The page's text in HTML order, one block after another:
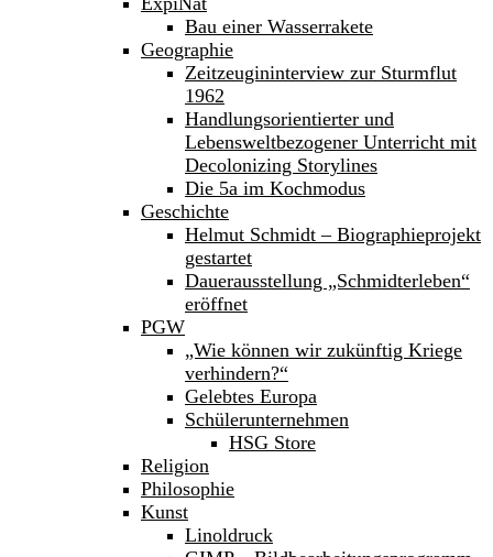
Bau einer Wasserrakete
Geographie
Zeitzeugininterview zur Sturmflut
1962
Handlungsorientierter und
Lebensweltbezogener Unterricht mit
Decolonizing Storylines
Die 5a im Kochmodus
Geschichte
Helmut Schmidt – Biographieprojekt
gestartet
Dauerausstellung „Schmidterleben“
eröffnet
PGW
„Wie können wir zukünftig Kriege
verhindern?“
Gelebtes Europa
Schülerunternehmen
HSG Store
Religion
Philosophie
Kunst
Linoldruck